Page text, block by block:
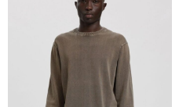
mehrere
Varianten
auf.
Die
Optionen